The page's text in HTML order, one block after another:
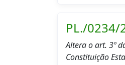
PL./0234/
Altera o art. 3º
Constituição